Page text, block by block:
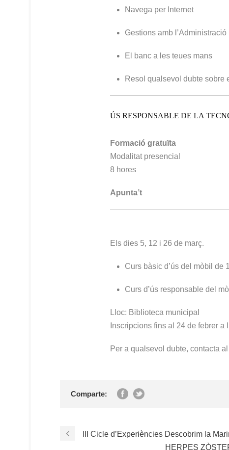
Navega per Internet
Gestions amb
El banc a les teues mans
Resol qualsevol dubte sobre
ÚS RESPONSABLE DE LA
Formació gratuïta
Modalitat presencial
8 hores
Apunta’t
Els dies 5, 12 i 26 de març.
Curs bàsic d’ús del mòbil de
Curs d’ús responsable del
Lloc: Biblioteca municipal
Inscripcions fins al 24 de febrer a
Per a qualsevol dubte, contacta
Comparte:
III Cicle d’Experiències Descobrim la
HERPES